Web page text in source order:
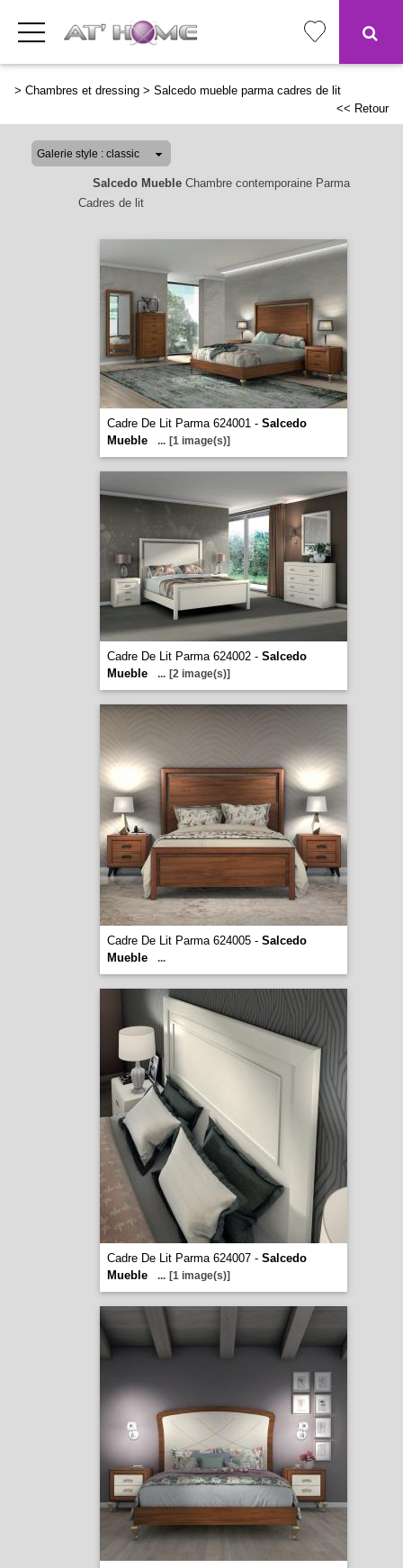
> Chambres et dressing > Salcedo mueble parma cadres de lit
<< Retour
Salcedo MuebleChambre contemporaine Parma
Cadres de lit
Cadre De Lit Parma 624001 - Salcedo
Mueble
... [1 image(s)]
Cadre De Lit Parma 624002 - Salcedo
Mueble
... [2 image(s)]
Cadre De Lit Parma 624005 - Salcedo
Mueble
...
Cadre De Lit Parma 624007 - Salcedo
Mueble
... [1 image(s)]